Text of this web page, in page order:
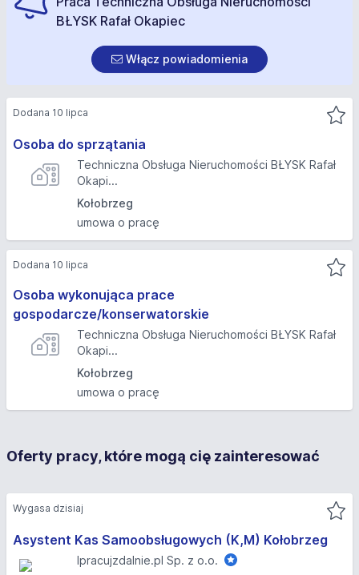
BŁYSK Rafał Okapiec
Włącz powiadomienia
Osoba do sprzątania
Techniczna Obsługa Nieruchomości BŁYSK Rafał
Okapi...
Kołobrzeg
umowa o pracę
Dodana 10 lipca
Osoba wykonująca prace
gospodarcze/konserwatorskie
Techniczna Obsługa Nieruchomości BŁYSK Rafał
Okapi...
Kołobrzeg
umowa o pracę
Dodana 10 lipca
Oferty pracy, które mogą cię zainteresować
Asystent Kas Samoobsługowych (K,M) Kołobrzeg
Ipracujzdalnie.pl Sp. z o.o.
Wygasa dzisiaj